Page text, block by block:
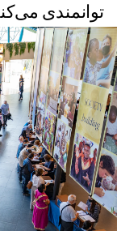
توانمندی